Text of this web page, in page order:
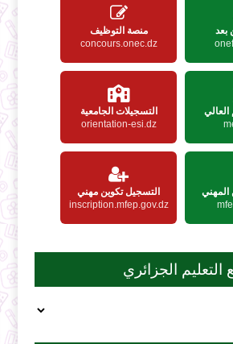
بعد
منصة التوظيف
concours.onec.dz
العالي
التسجيلات الجامعية
orientation-esi.dz
المهني
التسجيل تكوين مهني
inscription.mfep.gov.dz
الجزائري